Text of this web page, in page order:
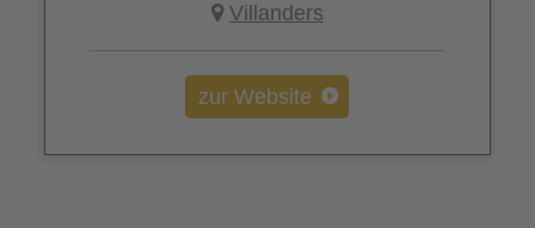
Villanders
zur Website